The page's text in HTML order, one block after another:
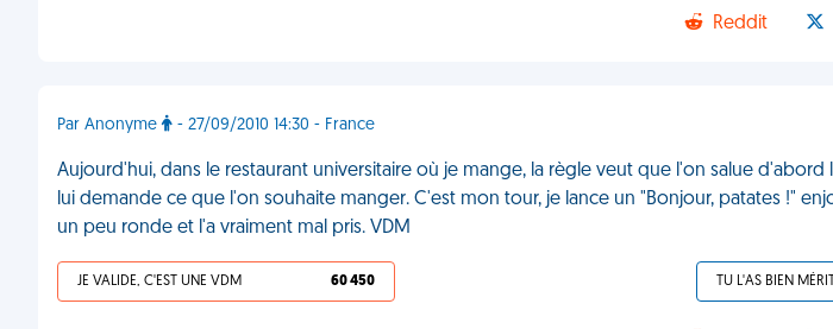
Reddit
Par Anonyme - 27/09/2010 14:30 - France
Aujourd'hui, dans le restaurant universitaire où je mange, la règle veut que l'on salue d'abord
lui demande ce que l'on souhaite manger. C'est mon tour, je lance un "Bonjour, patates !"
un peu ronde et l'a vraiment mal pris. VDM
JE VALIDE, C'EST UNE VDM 60 450 TU L'AS BIEN